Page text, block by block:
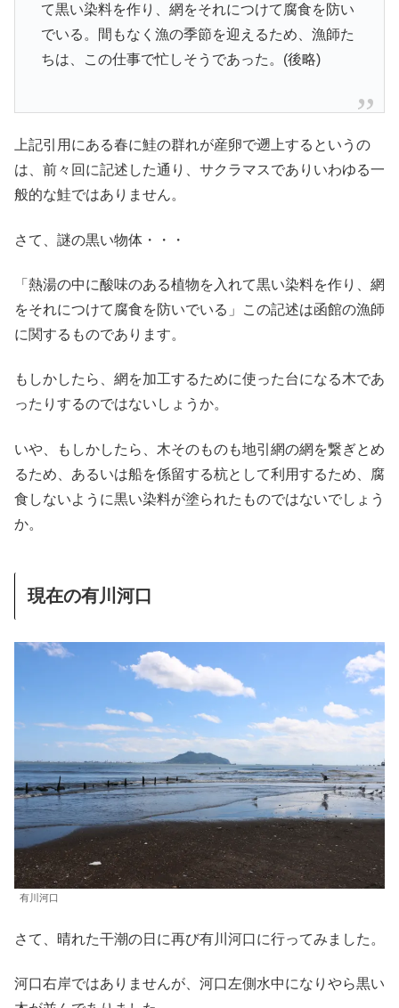
て黒い染料を作り、網をそれにつけて腐食を防い
でいる。間もなく漁の季節を迎えるため、漁師た
ちは、この仕事で忙しそうであった。(後略)
上記引用にある春に鮭の群れが産卵で遡上するというの
は、前々回に記述した通り、サクラマスでありいわゆる一
般的な鮭ではありません。
さて、謎の黒い物体・・・
「熱湯の中に酸味のある植物を入れて黒い染料を作り、網
をそれにつけて腐食を防いでいる」この記述は函館の漁師
に関するものであります。
もしかしたら、網を加工するために使った台になる木であ
ったりするのではないしょうか。
いや、もしかしたら、木そのものも地引網の網を繋ぎとめ
るため、あるいは船を係留する杭として利用するため、腐
食しないように黒い染料が塗られたものではないでしょう
か。
現在の有川河口
有川河口
さて、晴れた干潮の日に再び有川河口に行ってみました。
河口右岸ではありませんが、河口左側水中になりやら黒い